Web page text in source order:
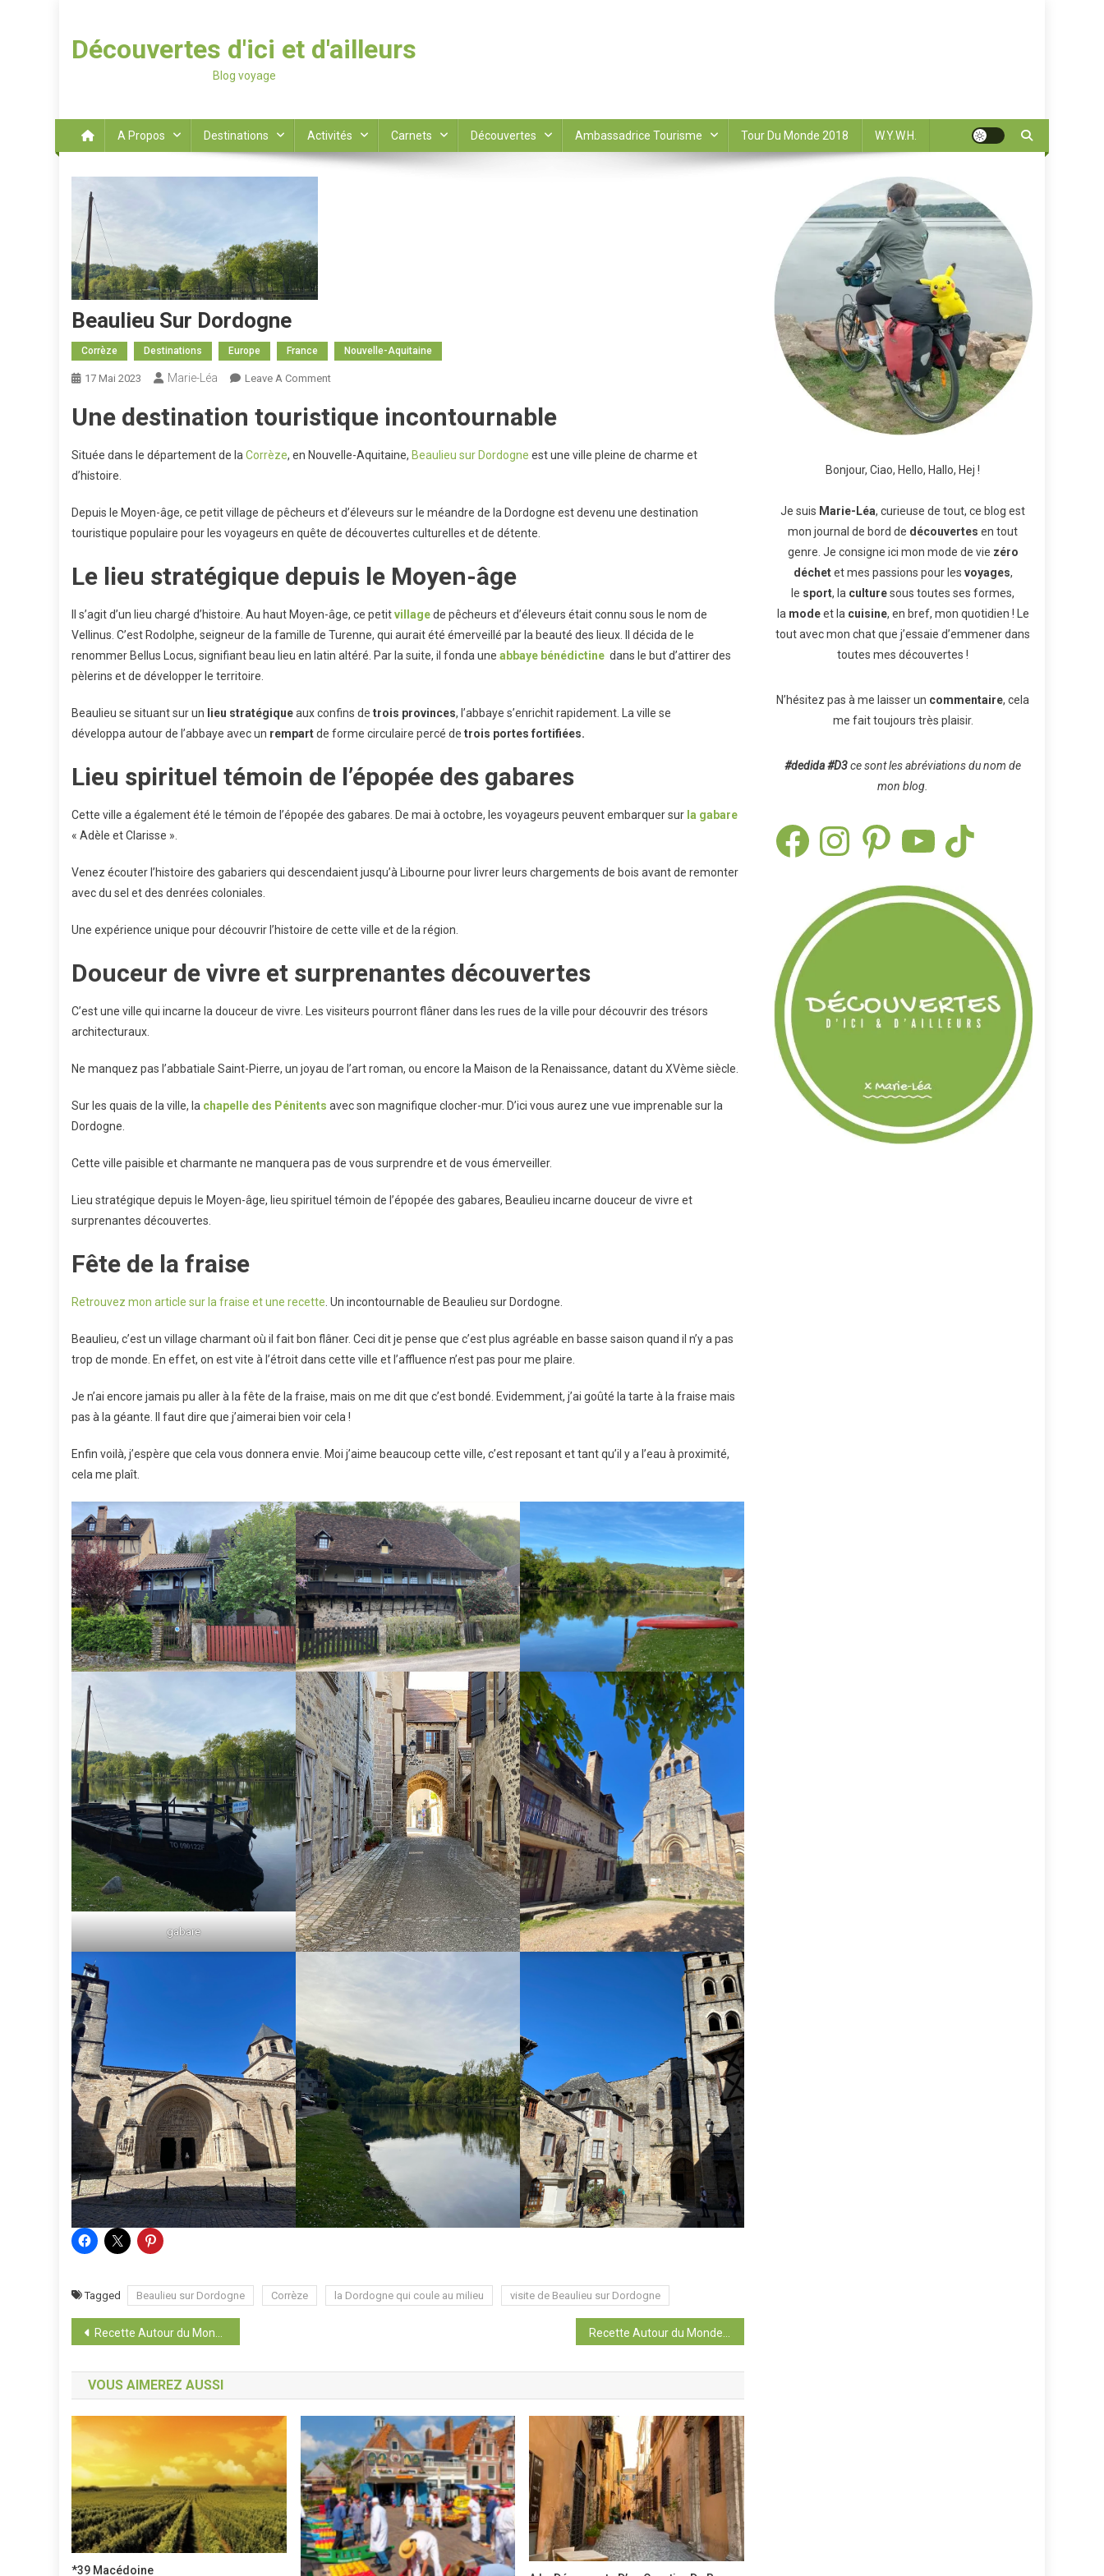
Découvertes d'ici et d'ailleurs
Blog voyage
A Propos Destinations Activités Carnets Découvertes Ambassadrice Tourisme Tour Du Monde 2018 W.Y.W.H.
Beaulieu Sur Dordogne
Corrèze Destinations Europe France Nouvelle-Aquitaine
17 Mai 2023 Marie-Léa Leave A CommentOn
Sur
Dordogne
Une destination touristique incontournable
Située dans le département de la Corrèze, en Nouvelle-Aquitaine, Beaulieu sur Dordogne est une ville pleine de charme et
d’histoire.
Depuis le Moyen-âge, ce petit village de pêcheurs et d’éleveurs sur le méandre de la Dordogne est devenu une destination
touristique populaire pour les voyageurs en quête de découvertes culturelles et de détente.
Le lieu stratégique depuis le Moyen-âge
Il s’agit d’un lieu chargé d’histoire. Au haut Moyen-âge, ce petitvillagede pêcheurs et d’éleveurs était connu sous le nom de
Vellinus. C’est Rodolphe, seigneur de la famille de Turenne, qui aurait été émerveillé par la beauté des lieux. Il décida de le
renommer Bellus Locus, signifiant beau lieu en latin altéré. Par la suite, il fonda une abbaye bénédictine dans le but d’attirer des
pèlerins et de développer le territoire.
Beaulieu se situant sur un lieu stratégiqueaux confins de trois provinces, l’abbaye s’enrichit rapidement. La ville se
développa autour de l’abbaye avec un rempartde forme circulaire percé de trois portes fortifiées.
Lieu spirituel témoin de l’épopée des gabares
Cette ville a également été le témoin de l’épopée des gabares. De mai à octobre, les voyageurs peuvent embarquer sur la gabare
« Adèle et Clarisse ».
Venez écouter l’histoire des gabariers qui descendaient jusqu’à Libourne pour livrer leurs chargements de bois avant de remonter
avec du sel et des denrées coloniales.
Une expérience unique pour découvrir l’histoire de cette ville et de la région.
Douceur de vivre et surprenantes découvertes
C’est une ville qui incarne la douceur de vivre. Les visiteurs pourront flâner dans les rues de la ville pour découvrir des trésors
architecturaux.
Ne manquez pas l’abbatiale Saint-Pierre, un joyau de l’art roman, ou encore la Maison de la Renaissance, datant du XVème siècle.
Sur les quais de la ville, la chapelle des Pénitents avec son magnifique clocher-mur. D’ici vous aurez une vue imprenable sur la
Dordogne.
Cette ville paisible et charmante ne manquera pas de vous surprendre et de vous émerveiller.
Lieu stratégique depuis le Moyen-âge, lieu spirituel témoin de l’épopée des gabares, Beaulieu incarne douceur de vivre et
surprenantes découvertes.
Fête de la fraise
Retrouvez mon article sur la fraise et une recette . Un incontournable de Beaulieu sur Dordogne.
Beaulieu, c’est un village charmant où il fait bon flâner. Ceci dit je pense que c’est plus agréable en basse saison quand il n’y a pas
trop de monde. En effet, on est vite à l’étroit dans cette ville et l’affluence n’est pas pour me plaire.
Je n’ai encore jamais pu aller à la fête de la fraise, mais on me dit que c’est bondé. Evidemment, j’ai goûté la tarte à la fraise mais
pas à la géante. Il faut dire que j’aimerai bien voir cela !
Enfin voilà, j’espère que cela vous donnera envie. Moi j’aime beaucoup cette ville, c’est reposant et tant qu’il y a l’eau à proximité,
cela me plaît.
gabare
Tagged Beaulieu sur Dordogne Corrèze la Dordogne qui coule au milieu visite de Beaulieu sur Dordogne
Navigation
de
l’article
Recette Autour du Monde : Fraises
VOUS AIMEREZ AUSSI
*39 Macédoine
Bonjour, Ciao, Hello, Hallo, Hej !
Je suis Marie-Léa, curieuse de tout, ce blog est
mon journal de bord de découvertes en tout
genre. Je consigne ici mon mode de vie zéro
déchetet mes passions pour les voyages,
le sport, la culturesous toutes ses formes,
la modeet la cuisine, en bref, mon quotidien ! Le
tout avec mon chat que j’essaie d’emmener dans
toutes mes découvertes !
N’hésitez pas à me laisser un commentaire, cela
me fait toujours très plaisir.
#dedida#D3ce sont les abréviations du nom de
mon blog.
FacebookInstagramPinterest TikTok